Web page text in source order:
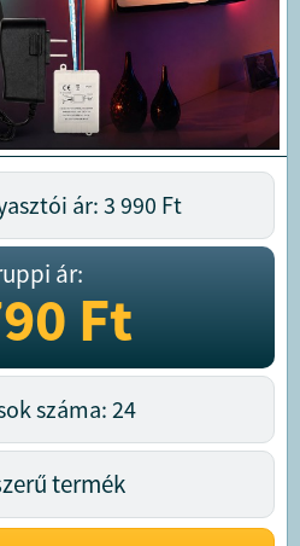
ár: 3 990 Ft
ár:
Ft
száma: 24
termék